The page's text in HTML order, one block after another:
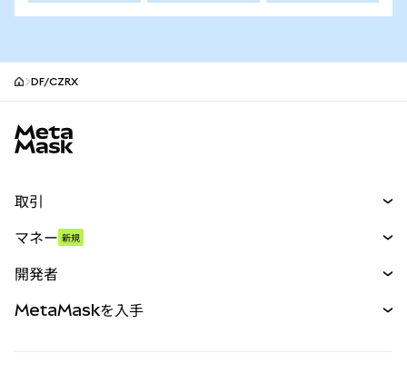
DF/CZRX
取引
パーペチュアル
RWA
マネー 新規
開発者
MetaMaskを入手